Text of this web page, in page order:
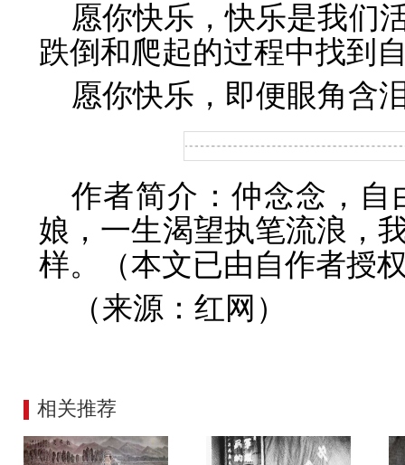
愿你快乐，快乐是我们
跌倒和爬起的过程中找到
愿你快乐，即便眼角含
作者简介：仲念念，自
娘，一生渴望执笔流浪，
样。（本文已由自作者授
（来源：红网）
相关推荐